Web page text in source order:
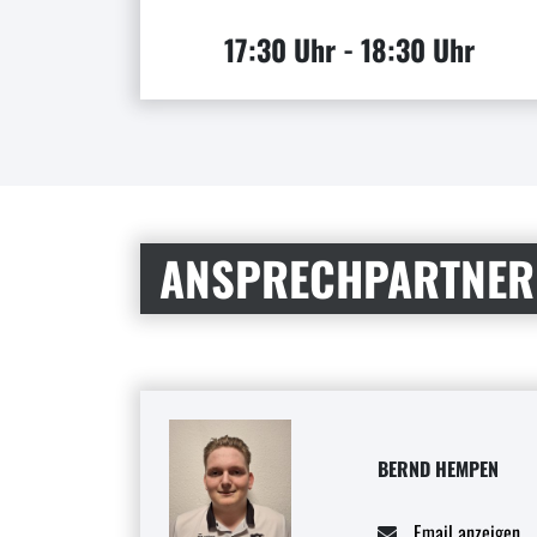
17:30 Uhr - 18:30 Uhr
ANSPRECHPARTNER
BERND HEMPEN